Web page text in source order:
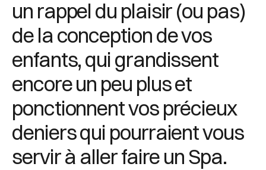
un rappel du plaisir (ou pas)
de la conception de vos
enfants, qui grandissent
encore un peu plus et
ponctionnent vos précieux
deniers qui pourraient vous
servir à aller faire un Spa.